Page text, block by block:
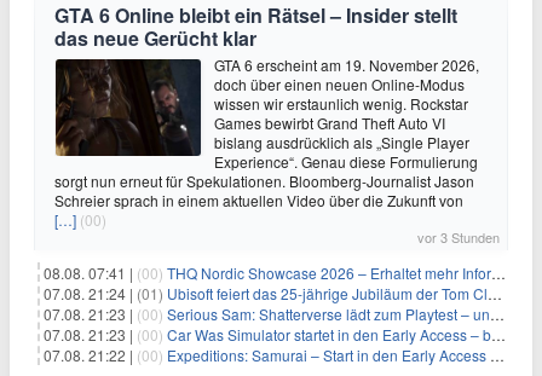
GTA 6 Online bleibt ein Rätsel – Insider stellt
das neue Gerücht klar
GTA 6 erscheint am 19. November 2026,
doch über einen neuen Online-Modus
wissen wir erstaunlich wenig. Rockstar
Games bewirbt Grand Theft Auto VI
bislang ausdrücklich als „Single Player
Experience“. Genau diese Formulierung
sorgt nun erneut für Spekulationen. Bloomberg-Journalist Jason
Schreier sprach in einem aktuellen Video über die Zukunft von
[…] (00)
vor 3 Stunden
08.08. 07:41 | (00) THQ Nordic Showcase 2026 – Erhaltet mehr Informationen
07.08. 21:24 | (01) Ubisoft feiert das 25-jährige Jubiläum der Tom Clancy’s Ghost Recon-Reihe
07.08. 21:23 | (00) Serious Sam: Shatterverse lädt zum Playtest – und erscheint schon bald!
07.08. 21:23 | (00) Car Was Simulator startet in den Early Access – bald gehts los!
07.08. 21:22 | (00) Expeditions: Samurai – Start in den Early Access ab heute im feudalen Japan